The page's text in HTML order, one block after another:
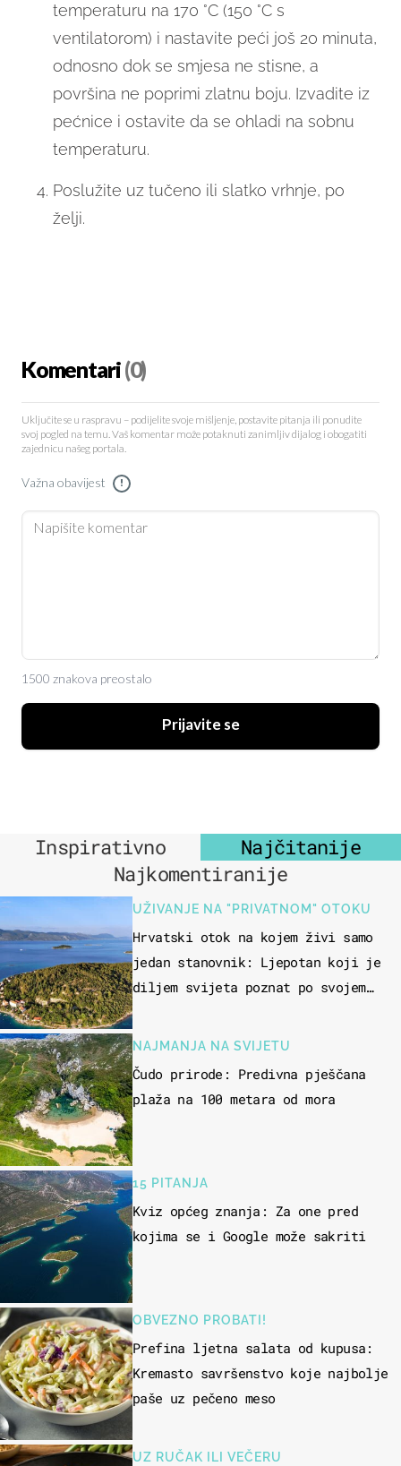
temperaturu na 170 °C (150 °C s
ventilatorom) i nastavite peći još 20 minuta,
odnosno dok se smjesa ne stisne, a
površina ne poprimi zlatnu boju. Izvadite iz
pećnice i ostavite da se ohladi na sobnu
temperaturu.
Poslužite uz tučeno ili slatko vrhnje, po
želji.
Komentari(0)
Uključite se u raspravu – podijelite svoje mišljenje, postavite pitanja ili ponudite
svoj pogled na temu. Vaš komentar može potaknuti zanimljiv dijalog i obogatiti
zajednicu našeg portala.
Važna obavijest !
1500 znakova preostalo
Prijavite se
Inspirativno
Najčitanije
Najkomentiranije
UŽIVANJE NA "PRIVATNOM" OTOKU
Hrvatski otok na kojem živi samo
jedan stanovnik: Ljepotan koji je
diljem svijeta poznat po svojem
NAJMANJA NA SVIJETU
Čudo prirode: Predivna pješčana
plaža na 100 metara od mora
15 PITANJA
Kviz općeg znanja: Za one pred
kojima se i Google može sakriti
OBVEZNO PROBATI!
Prefina ljetna salata od kupusa:
Kremasto savršenstvo koje najbolje
paše uz pečeno meso
UZ RUČAK ILI VEČERU